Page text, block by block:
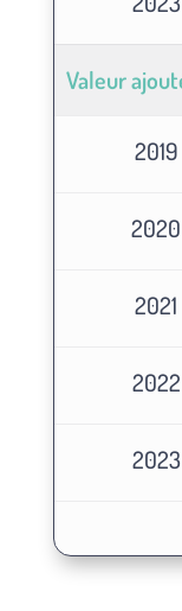
Valeur
2019
2020
2021
2022
2023